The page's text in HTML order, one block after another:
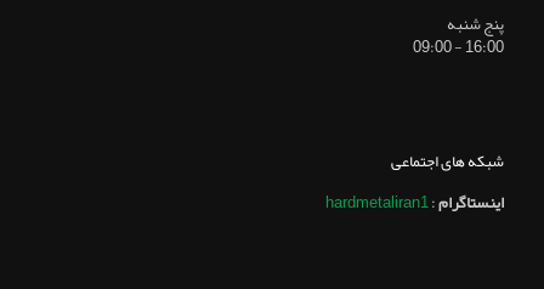
پنج شنبه
16:00 - 09:00
شبکه های اجتماعی
اینستاگرام:
hardmetaliran1